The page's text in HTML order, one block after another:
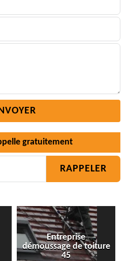
gratuitement
Isolation toiture 45